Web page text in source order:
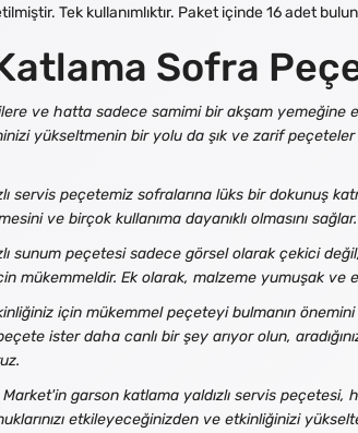
Tek kullanımlıktır. Paket içinde 16 adet
Sofra
ve hatta sadece samimi bir akşam
yükseltmenin bir yolu da şık ve zarif
servis peçetemiz sofralarına lüks bir dokunuş
ve birçok kullanıma dayanıklı olmasını
sunum peçetesi sadece görsel olarak çekici
mükemmeldir. Ek olarak, malzeme yumuşak
için mükemmel peçeteyi bulmanın
ister daha canlı bir şey arıyor olun,
garson katlama yaldızlı servis peçetesi,
etkileyeceğinizden ve etkinliğinizi